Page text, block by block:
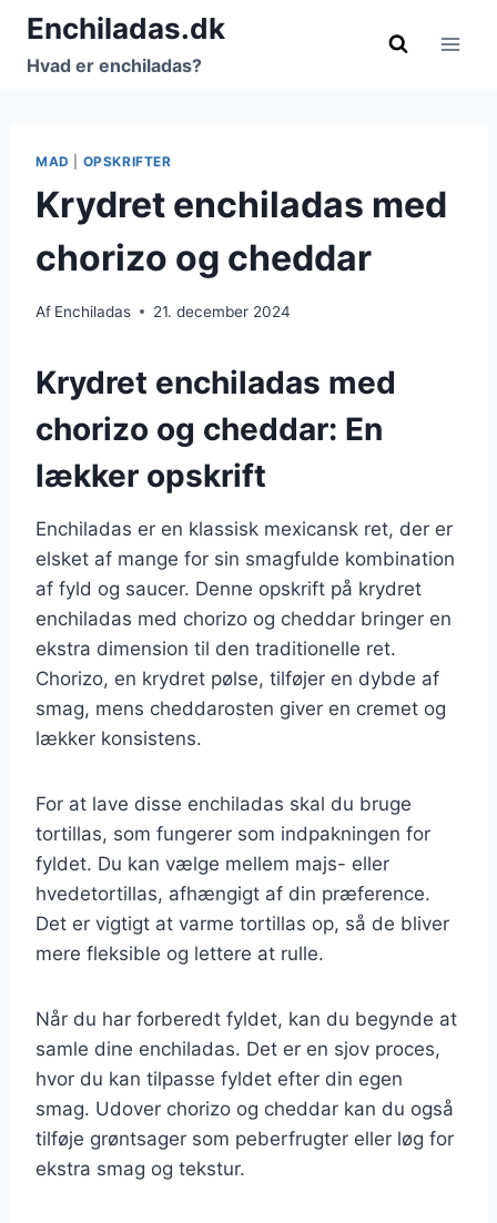
Fortsæt
indhold
Enchiladas.dk
Hvad er enchiladas?
MAD OPSKRIFTER
Krydret enchiladas med
chorizo og cheddar
Af Enchiladas 21. december 2024
Krydret enchiladas med
chorizo og cheddar: En
lækker opskrift
Enchiladas er en klassisk mexicansk ret, der er
elsket af mange for sin smagfulde kombination
af fyld og saucer. Denne opskrift på krydret
enchiladas med chorizo og cheddar bringer en
ekstra dimension til den traditionelle ret.
Chorizo, en krydret pølse, tilføjer en dybde af
smag, mens cheddarosten giver en cremet og
lækker konsistens.
For at lave disse enchiladas skal du bruge
tortillas, som fungerer som indpakningen for
fyldet. Du kan vælge mellem majs- eller
hvedetortillas, afhængigt af din præference.
Det er vigtigt at varme tortillas op, så de bliver
mere fleksible og lettere at rulle.
Når du har forberedt fyldet, kan du begynde at
samle dine enchiladas. Det er en sjov proces,
hvor du kan tilpasse fyldet efter din egen
smag. Udover chorizo og cheddar kan du også
tilføje grøntsager som peberfrugter eller løg for
ekstra smag og tekstur.